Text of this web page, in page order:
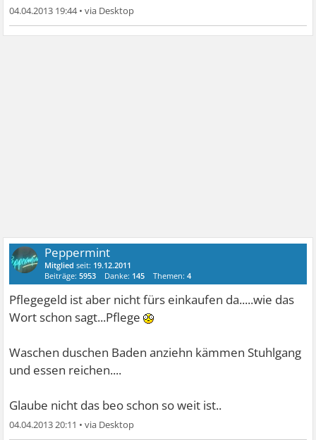
04.04.2013 19:44•
Peppermint
Mitglied seit: 19.12.2011
Beiträge:5953 Danke: 145 Themen:4
Pflegegeld ist aber nicht fürs einkaufen da.....wie das
Wort schon sagt...Pflege
Waschen duschen Baden anziehn kämmen Stuhlgang
und essen reichen....
Glaube nicht das beo schon so weit ist..
04.04.2013 20:11 •